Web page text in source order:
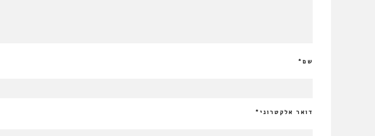
שם*
דואר אלקטרוני *